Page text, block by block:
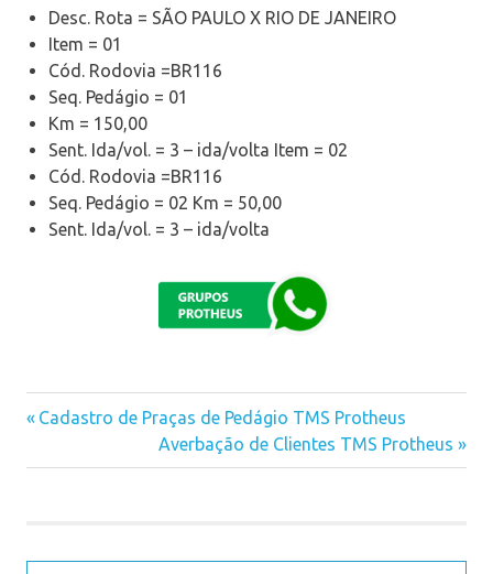
Desc. Rota = SÃO PAULO X RIO DE JANEIRO
Item = 01
Cód. Rodovia =BR116
Seq. Pedágio = 01
Km = 150,00
Sent. Ida/vol. = 3 – ida/volta Item = 02
Cód. Rodovia =BR116
Seq. Pedágio = 02 Km = 50,00
Sent. Ida/vol. = 3 – ida/volta
Navegação
Previous
Cadastro de Praças de Pedágio TMS Protheus
Next
Post:
Averbação de Clientes TMS Protheus